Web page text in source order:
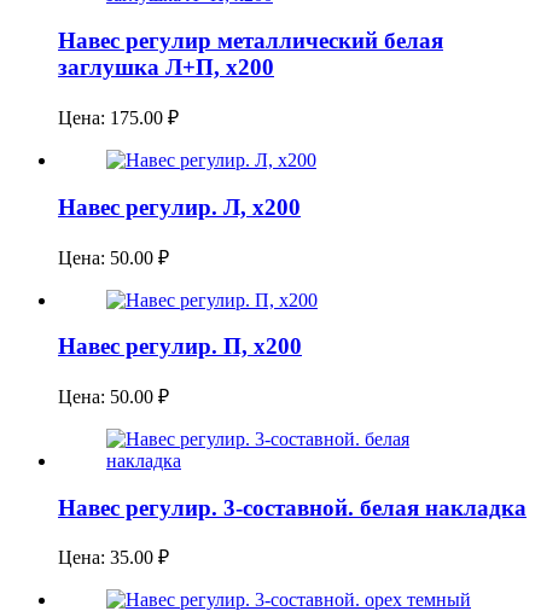
Навес регулир металлический белая
заглушка Л+П, х200
Цена: 175.00 ₽
Навес регулир. Л, х200
Цена: 50.00 ₽
Навес регулир. П, х200
Цена: 50.00 ₽
Навес регулир. 3-составной. белая накладка
Цена: 35.00 ₽